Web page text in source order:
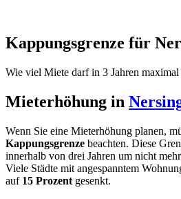
Kappungsgrenze für
Wie viel Miete darf in 3 Jahren maximal
Mieterhöhung in
Wenn Sie eine Mieterhöhung planen,
Kappungsgrenze beachten. Diese
innerhalb von drei Jahren um nicht
Viele Städte mit angespanntem
auf 15 Prozent gesenkt.